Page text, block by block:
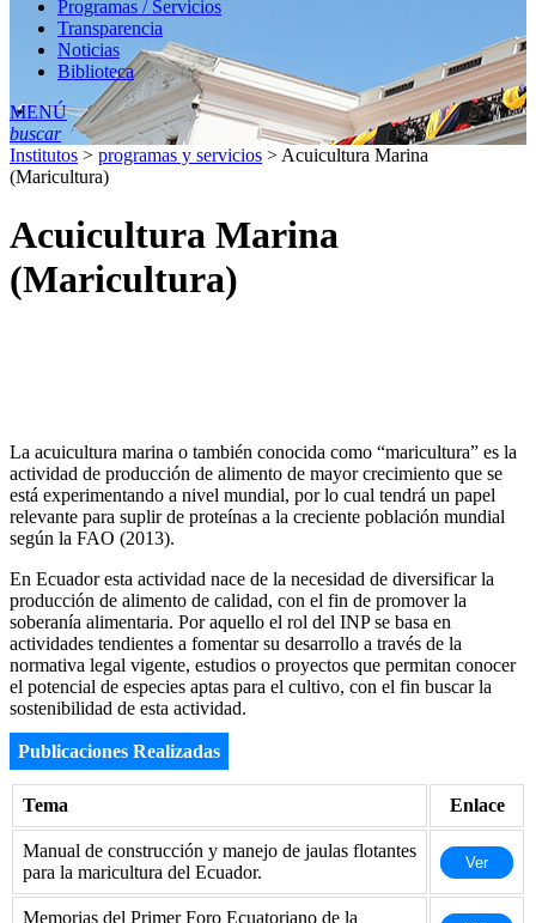
Programas / Servicios
Transparencia
Noticias
Biblioteca
MENÚ
buscar
Institutos > programas y servicios > Acuicultura Marina
(Maricultura)
Acuicultura Marina
(Maricultura)
La acuicultura marina o también conocida como “maricultura” es la
actividad de producción de alimento de mayor crecimiento que se
está experimentando a nivel mundial, por lo cual tendrá un papel
relevante para suplir de proteínas a la creciente población mundial
según la FAO (2013).
En Ecuador esta actividad nace de la necesidad de diversificar la
producción de alimento de calidad, con el fin de promover la
soberanía alimentaria. Por aquello el rol del INP se basa en
actividades tendientes a fomentar su desarrollo a través de la
normativa legal vigente, estudios o proyectos que permitan conocer
el potencial de especies aptas para el cultivo, con el fin buscar la
sostenibilidad de esta actividad.
Publicaciones Realizadas
Tema Enlace
Manual de construcción y manejo de jaulas flotantes
para la maricultura del Ecuador.
Ver
Memorias del Primer Foro Ecuatoriano de la